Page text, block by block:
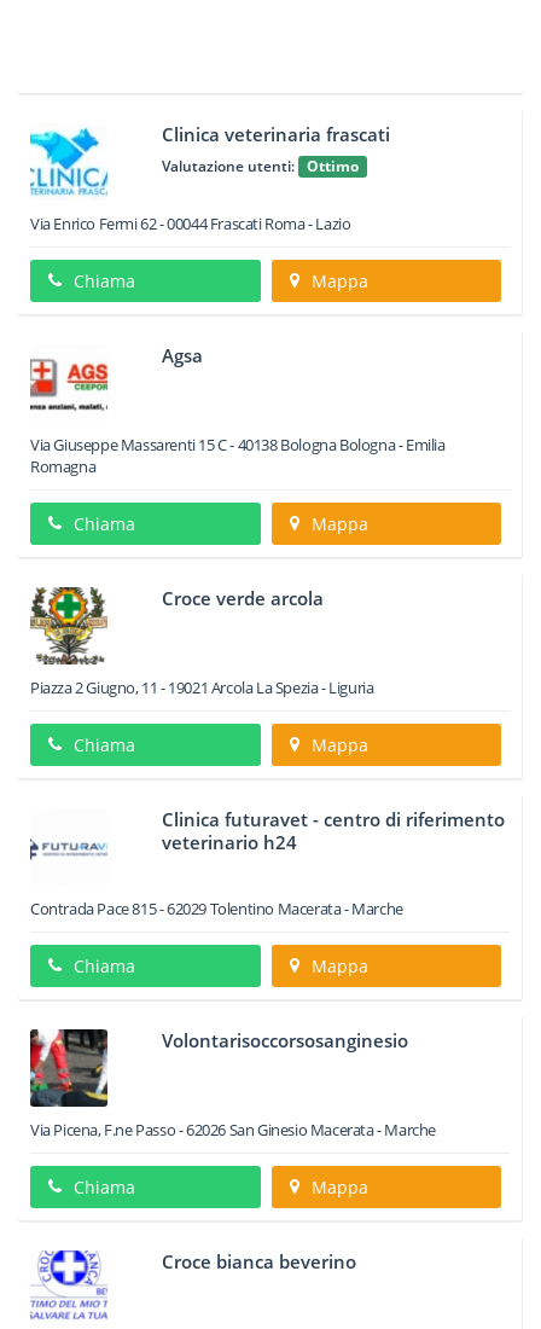
Clinica veterinaria frascati
Valutazione utenti: Ottimo
Via Enrico Fermi 62-00044 FrascatiRoma -Lazio
Chiama Mappa
Agsa
Via Giuseppe Massarenti 15 C-40138BolognaBologna -Emilia
Romagna
Chiama Mappa
Croce verde arcola
Piazza 2 Giugno, 11 -19021 ArcolaLa Spezia -Liguria
Chiama Mappa
Clinica futuravet - centro di riferimento
veterinario h24
Contrada Pace 815-62029Tolentino Macerata -Marche
Chiama Mappa
Volontarisoccorsosanginesio
Via Picena, F.ne Passo-62026San Ginesio Macerata -Marche
Chiama Mappa
Croce bianca beverino